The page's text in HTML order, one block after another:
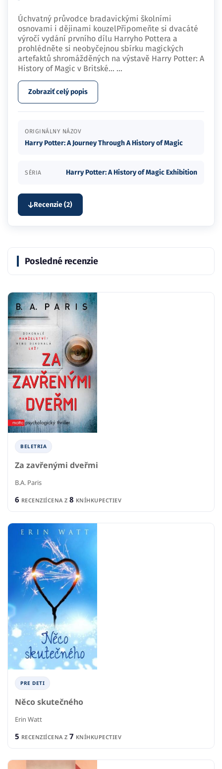
Úchvatný průvodce bradavickými školními
osnovami i dějinami kouzelPřipomeňte si dvacáté
výročí vydání prvního dílu Harryho Pottera a
prohlédněte si neobyčejnou sbírku magických
artefaktů shromážděných na výstavě Harry Potter: A
History of Magic v Britské… ...
Zobraziť celý popis
ORIGINÁLNY NÁZOV
Harry Potter: A Journey Through A History of Magic
SÉRIA Harry Potter: A History of Magic Exhibition
Recenzie (2)
Posledné recenzie
BELETRIA
Za zavřenými dveřmi
B.A. Paris
6 RECENZIÍCENA Z 8 KNÍHKUPECTIEV
PRE DETI
Něco skutečného
Erin Watt
5 RECENZIÍCENA Z 7 KNÍHKUPECTIEV